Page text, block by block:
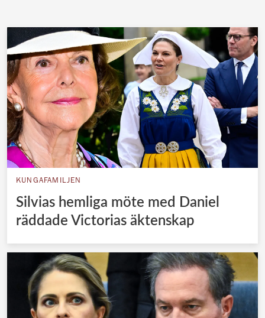
KUNGAFAMILJEN
Silvias hemliga möte med Daniel
räddade Victorias äktenskap